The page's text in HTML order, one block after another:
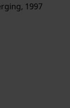
1997